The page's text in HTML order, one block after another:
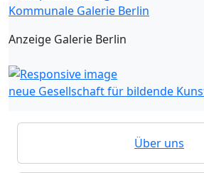
Kommunale Galerie Berlin
Anzeige Galerie Berlin
neue Gesellschaft für bildende
Über uns